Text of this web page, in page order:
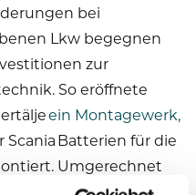
bei
Lkw begegnen
zur
So eröffnete
ein Montagewerk,
Scania Batterien für die
Umgerechnet
das Unternehmen in